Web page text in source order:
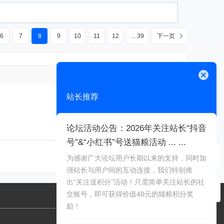
6 7 8 9 10 11 12 ... 39 下一页
站长推荐
论坛活动公告：2026年关注站长“抖音
号”&“小红书”号送猫粮活动 ... ...
为感谢广大论坛用户长期以来的支持，同时加
强站长与用户间的互动连接，我们特别推
出“关注送积分”活动！只需简单关注站长的社
交账号，即可获得价值40元的猫粮积分奖
励！